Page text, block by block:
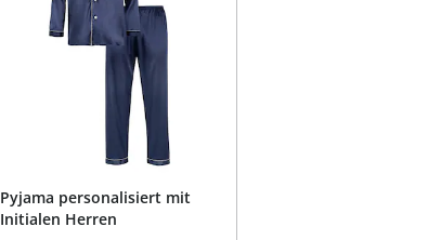
Pyjama personalisiert mit
Initialen Herren